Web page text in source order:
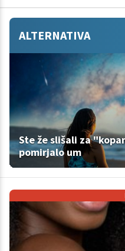
ALTERNATIVA
Ste že slišali za
pomirjalo um